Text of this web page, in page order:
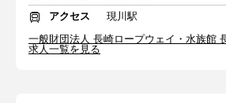
アクセス
現川駅
一般財団法人 長崎ロープウェイ・水族館
求人一覧を見る